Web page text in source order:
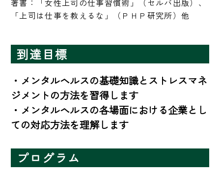
「上司は仕事を教えるな」（ＰＨＰ研究所）他
到達目標
・メンタルヘルスの基礎知識とストレスマネ
ジメントの方法を習得します
・メンタルヘルスの各場面における企業とし
ての対応方法を理解します
プログラム